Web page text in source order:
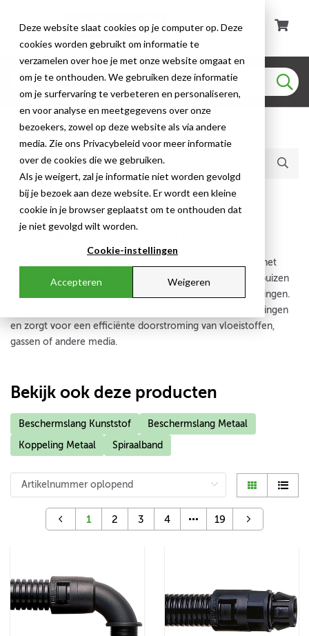
Deze website slaat cookies op je computer op. Deze
cookies worden gebruikt om informatie te
verzamelen over hoe je met onze website omgaat en
om je te onthouden. We gebruiken deze informatie
om je surfervaring te verbeteren en personaliseren,
en voor analyse en meetgegevens over onze
bezoekers, zowel op deze website als via andere
media. Zie ons Privacybeleid voor meer informatie
over de cookies die we gebruiken.
Als je weigert, zal je informatie niet worden gevolgd
bij je bezoek aan deze website. Er wordt een kleine
cookie in je browser geplaatst om te onthouden dat
je niet gevolgd wilt worden.
Cookie-instellingen
Accepteren Weigeren
Huidige producten (278)
Beschermslang
KOPPELING KUNSTSTOF
De kunststof koppeling is een essentieel onderdeel voor het
verbinden en samenvoegen van verschillende leidingen, buizen
en slangen in diverse industriële en commerciële toepassingen.
Deze hoogwaardige koppeling biedt betrouwbare verbindingen
en zorgt voor een efficiënte doorstroming van vloeistoffen,
gassen of andere media.
Bekijk ook deze producten
Beschermslang Kunststof Beschermslang Metaal
Koppeling Metaal Spiraalband
1 2 3 4 19